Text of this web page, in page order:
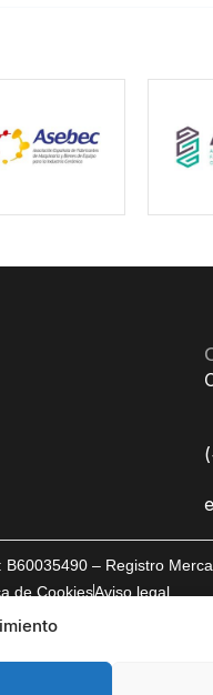
– Registro
de CookiesAviso legal